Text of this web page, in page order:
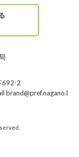
692-2
brand@pref.nagano.l